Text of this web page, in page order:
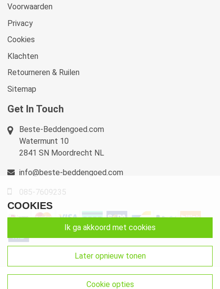
Voorwaarden
Privacy
Cookies
Klachten
Retourneren & Ruilen
Sitemap
Get In Touch
Beste-Beddengoed.com
Watermunt 10
2841 SN Moordrecht NL
info@beste-beddengoed.com
085-7609235
COOKIES
ik ga akkoord met cookies
later opnieuw tonen
cookie opties